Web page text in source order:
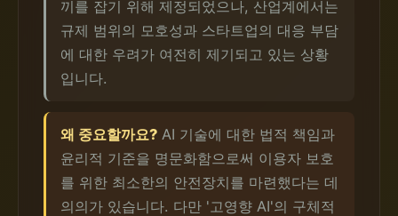
끼를 잡기 위해 제정되었으나, 산업계에서는
규제 범위의 모호성과 스타트업의 대응 부담
에 대한 우려가 여전히 제기되고 있는 상황
입니다.
왜 중요할까요? AI 기술에 대한 법적 책임과
윤리적 기준을 명문화함으로써 이용자 보호
를 위한 최소한의 안전장치를 마련했다는 데
의의가 있습니다. 다만 '고영향 AI'의 구체적